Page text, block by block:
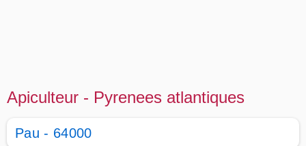
Apiculteur - Pyrenees atlantiques
Pau - 64000